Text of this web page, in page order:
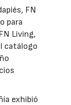
FN
para
Living,
catálogo
exhibió